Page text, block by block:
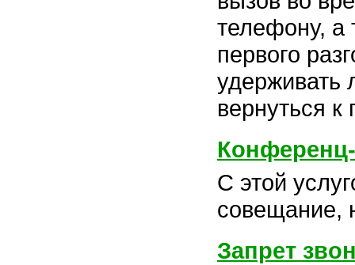
телефону, а
первого
удерживать
вернуться к
С этой
совещание,
Запрет